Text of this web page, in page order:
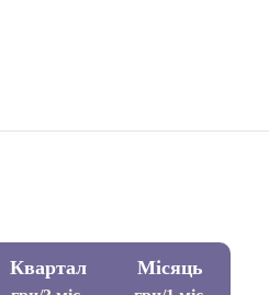
Квартал Місяць